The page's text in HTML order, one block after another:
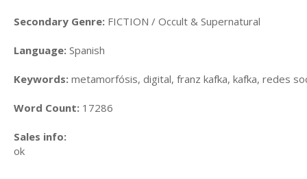
Secondary Genre: FICTION / Occult & Supernatural
Language: Spanish
Keywords: metamorfósis, digital, franz kafka, kafka, redes
Word Count: 17286
Sales info:
ok